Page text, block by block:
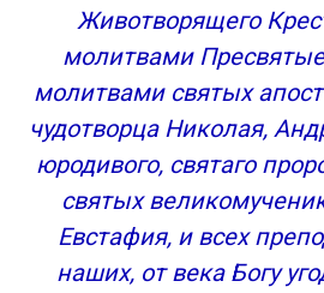
В заключение
Молитва святому Архангелу
Как правильно молиться
Чудеса Архистратига Михаила
Собор Архистратига Михаила
Животворящего
молитвами
молитвами святых
чудотворца Николая,
юродивого, святаго
святых
Евстафия, и всех
наших, от века Богу